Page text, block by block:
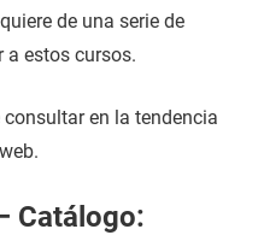
de una serie de
a estos cursos.
en la tendencia
Catálogo: